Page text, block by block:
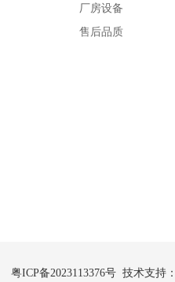
厂房设备
售后品质
粤ICP备2023113376号 技术支持